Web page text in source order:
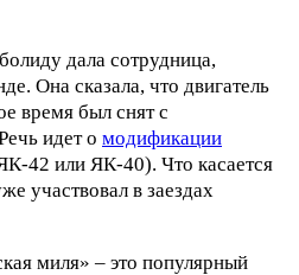
дала сотрудница,
Она сказала, что двигатель
время был снят с
идет о модификации
42 или ЯК-40). Что касается
участвовал в заездах
миля» – это популярный